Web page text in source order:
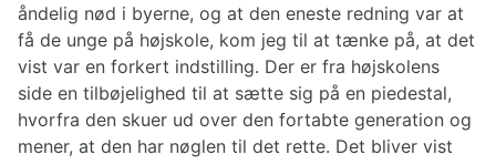
åndelig nød i byerne, og at den eneste redning var at
få de unge på højskole, kom jeg til at tænke på, at det
vist var en forkert indstilling. Der er fra højskolens
side en tilbøjelighed til at sætte sig på en piedestal,
hvorfra den skuer ud over den fortabte generation og
mener, at den har nøglen til det rette. Det bliver vist